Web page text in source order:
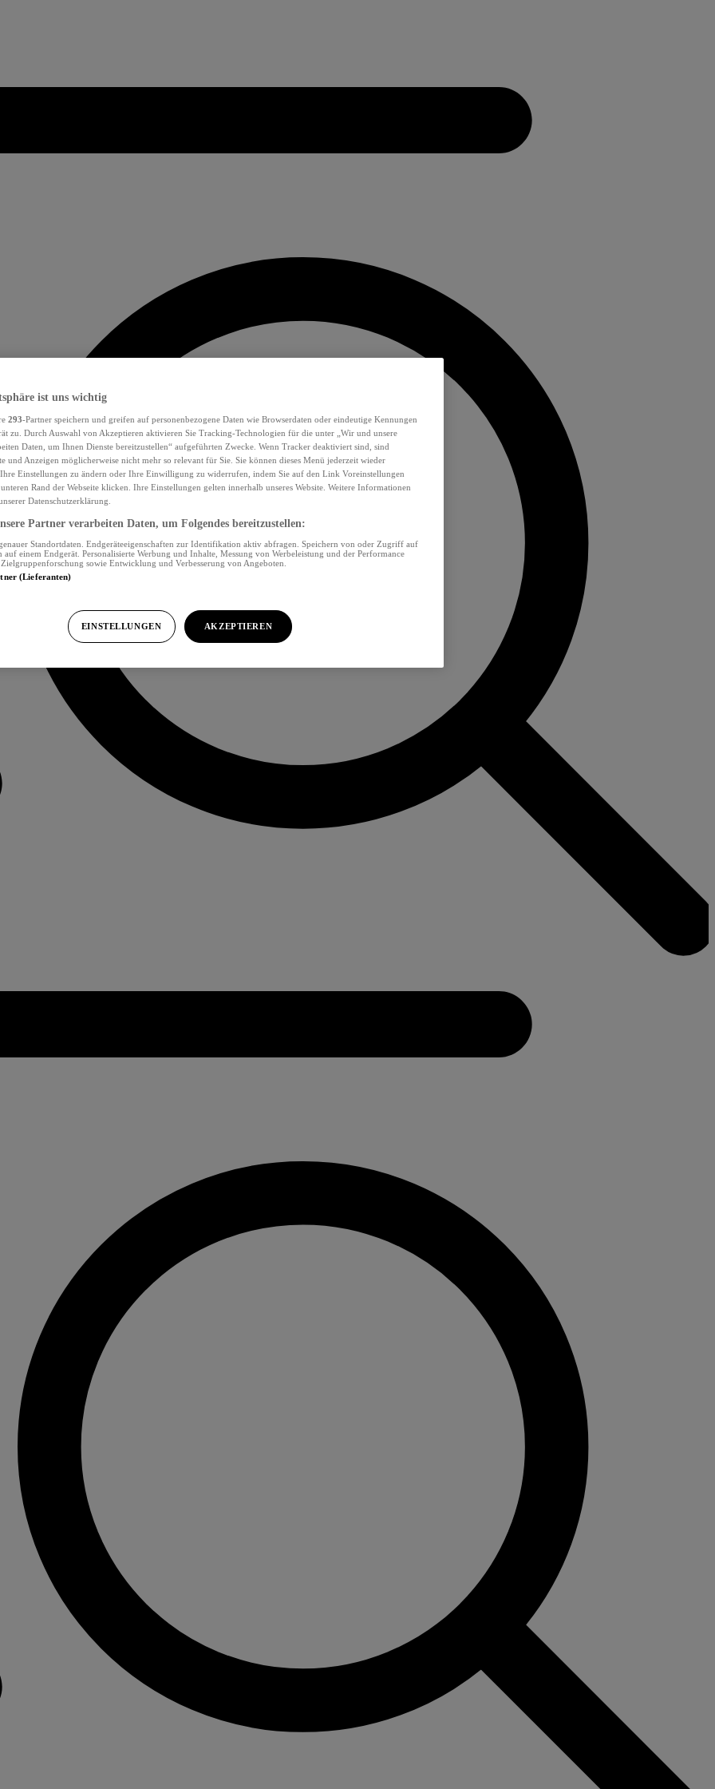
ist uns wichtig
293-Partner speichern und greifen auf personenbezogene Daten wie Browserdaten oder eindeutige Kennungen
zu. Durch Auswahl von Akzeptieren aktivieren Sie Tracking-Technologien für die unter „Wir und unsere
Daten, um Ihnen Dienste bereitzustellen“ aufgeführten Zwecke. Wenn Tracker deaktiviert sind, sind
und Anzeigen möglicherweise nicht mehr so relevant für Sie. Sie können dieses Menü jederzeit wieder
Einstellungen zu ändern oder Ihre Einwilligung zu widerrufen, indem Sie auf den Link Voreinstellungen
Rand der Webseite klicken. Ihre Einstellungen gelten innerhalb unseres Website. Weitere Informationen
Datenschutzerklärung.
Partner verarbeiten Daten, um Folgendes bereitzustellen:
Standortdaten. Endgeräteeigenschaften zur Identifikation aktiv abfragen. Speichern von oder Zugriff auf
einem Endgerät. Personalisierte Werbung und Inhalte, Messung von Werbeleistung und der Performance
sowie Entwicklung und Verbesserung von Angeboten.
(Lieferanten)
EINSTELLUNGEN AKZEPTIEREN